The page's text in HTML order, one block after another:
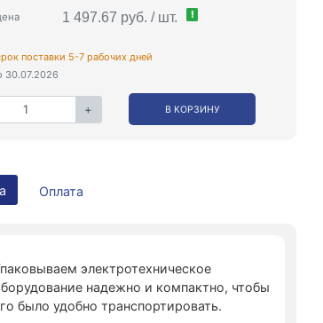
1 497.67 руб. / шт. !
поставки 5-7 рабочих дней
30.07.2026
+ В КОРЗИНУ
Оплата
электротехническое
надежно и компактно, чтобы
было удобно транспортировать.